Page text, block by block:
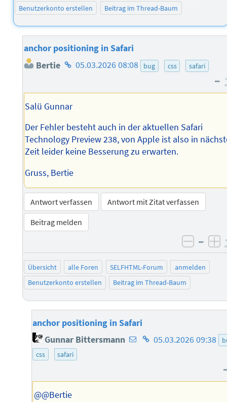
Benutzerkonto erstellen
Beitrag im Thread-Baum
anchor positioning in Safari
Bertie Homepage
Autors
05.03.2026 08:08 bug css safari
–
Salü Gunnar
Der Fehler besteht auch in der aktuellen Safari
Technology Preview 238, von Apple ist also in
Zeit leider keine Besserung zu erwarten.
Gruss, Bertie
Antwort verfassen
Antwort mit Zitat verfassen
Beitrag melden
–
Übersicht alle Foren SELFHTML-Forum
anmelden
Benutzerkonto erstellen
Beitrag im Thread-Baum
anchor positioning in Safari
Gunnar Bittersmann E-
des
Homepage
05.03.2026 09:38
css
safari
@@Bertie